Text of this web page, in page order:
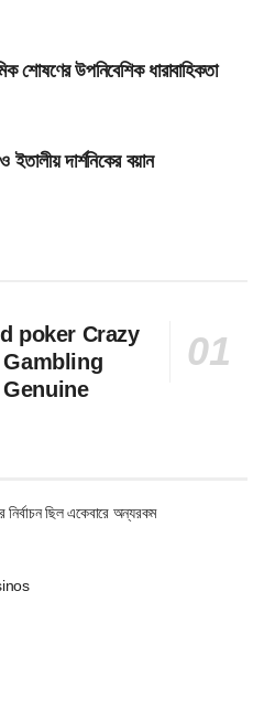
শোষণের উপনিবেশিক ধারাবাহিকতা
ইতালীয় দার্শনিকের বয়ান
poker Crazy
নির্বাচন ছিল একেবারে অন্যরকম